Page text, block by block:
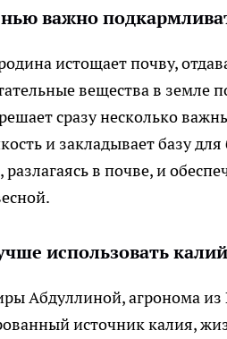
важно
истощает почву,
вещества в земле
сразу несколько
и закладывает базу
разлагаясь в почве, и
использовать
Абдуллиной, агронома
источник калия,